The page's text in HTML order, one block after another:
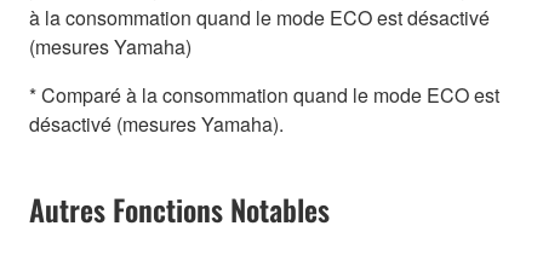
à la consommation quand le mode ECO est désactivé
(mesures Yamaha)
* Comparé à la consommation quand le mode ECO est
désactivé (mesures Yamaha).
Autres Fonctions Notables